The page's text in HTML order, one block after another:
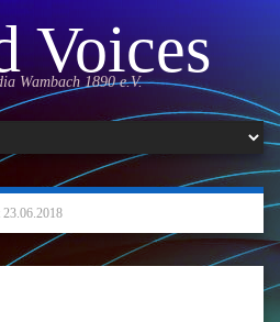
Voices
Wambach 1890 e.V.
23.06.2018